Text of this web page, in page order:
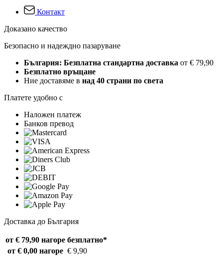
Контакт
Доказано качество
Безопасно и надеждно пазаруване
България: Безплатна стандартна доставка от € 79,90
Безплатно връщане
Ние доставяме в над 40 страни по света
Платете удобно с
Наложен платеж
Банков превод
Доставка до България
от € 79,90 нагоре безплатно*
от € 0,00 нагоре € 9,90